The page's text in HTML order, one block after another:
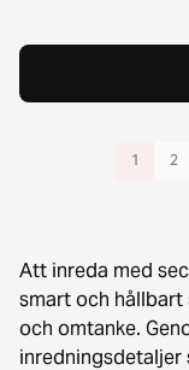
1 2
Att inreda med
smart och
och omtanke.
inredningsdetaljer